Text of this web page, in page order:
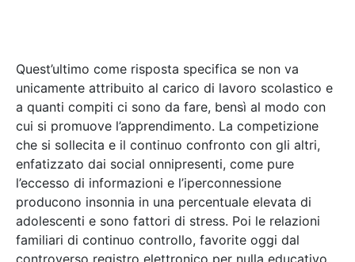
Quest’ultimo come risposta specifica se non va
unicamente attribuito al carico di lavoro scolastico e
a quanti compiti ci sono da fare, bensì al modo con
cui si promuove l’apprendimento. La competizione
che si sollecita e il continuo confronto con gli altri,
enfatizzato dai social onnipresenti, come pure
l’eccesso di informazioni e l’iperconnessione
producono insonnia in una percentuale elevata di
adolescenti e sono fattori di stress. Poi le relazioni
familiari di continuo controllo, favorite oggi dal
controverso registro elettronico per nulla educativo,